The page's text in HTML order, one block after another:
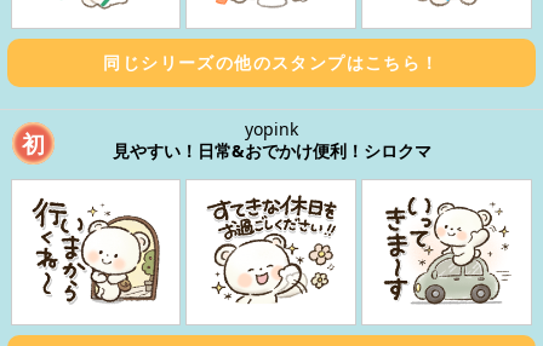
同じシリーズの他のスタンプはこちら！
初
yopink
見やすい！日常&おでかけ便利！シロクマ